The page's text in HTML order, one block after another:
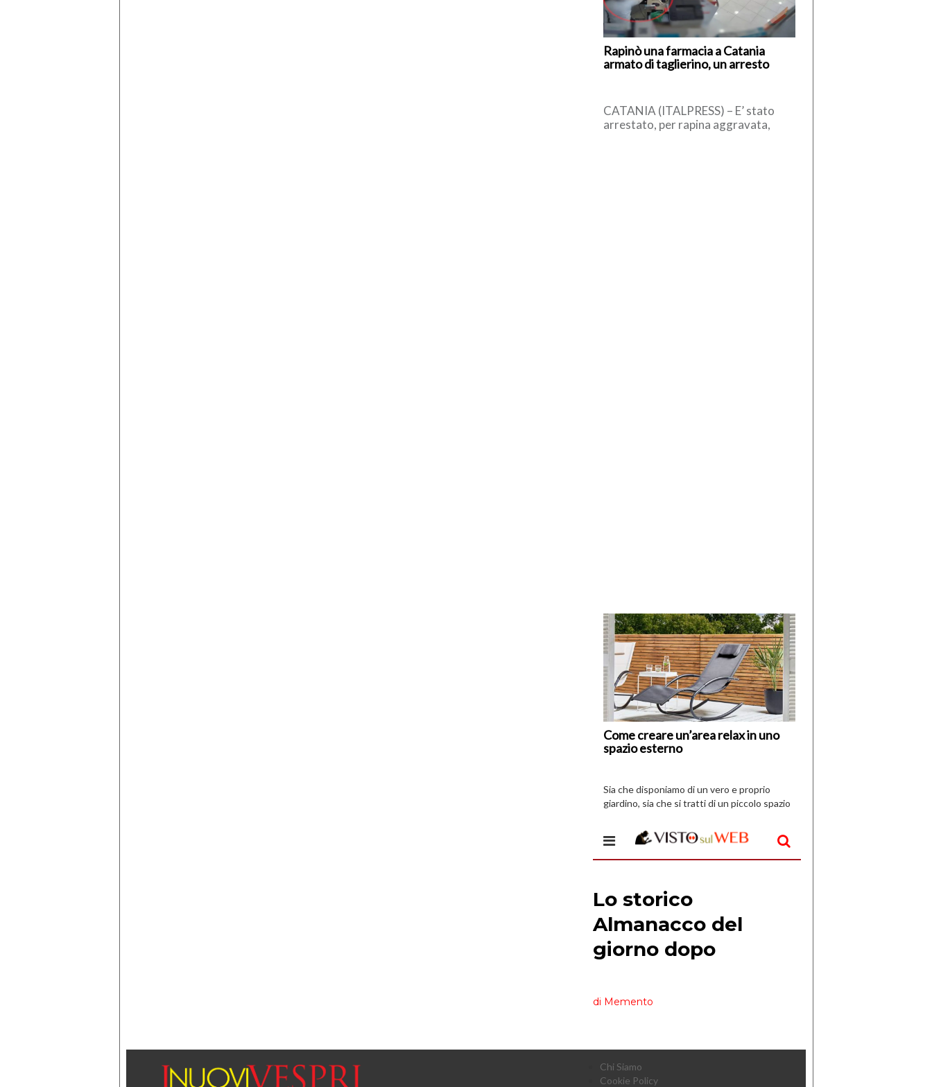
Rapinò una farmacia a Catania
armato di taglierino, un arresto
CATANIA (ITALPRESS) – E’ stato
arrestato, per rapina aggravata,
Come creare un’area relax in uno
spazio esterno
di
I
Vespri
Sia che disponiamo di un vero e proprio
giardino, sia che si tratti di un piccolo spazio
Chi Siamo
Cookie Policy